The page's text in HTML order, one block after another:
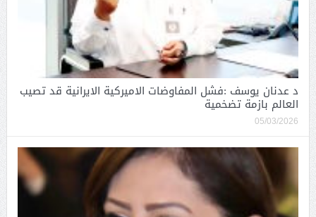
د عدنان يوسف :فشل المفاوضات الاميركية الايرانية قد تصيب
العالم بازمة تضخمية
05/03/2026